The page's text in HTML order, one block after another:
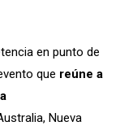
en punto de
que reúne a
Nueva